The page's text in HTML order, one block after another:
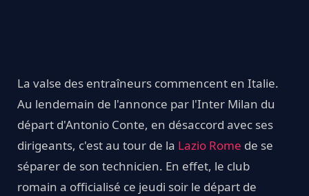
La valse des entraîneurs commencent en Italie.
Au lendemain de l'annonce par l'Inter Milan du
départ d'Antonio Conte, en désaccord avec ses
dirigeants, c'est au tour de la Lazio Rome de se
séparer de son technicien. En effet, le club
romain a officialisé ce jeudi soir le départ de